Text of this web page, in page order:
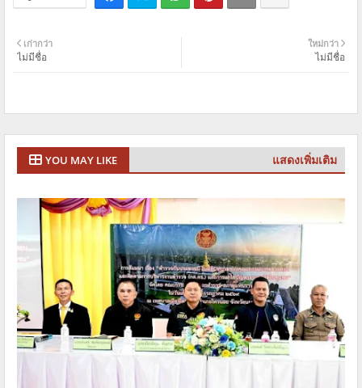
ใหม่กว่า
ไม่มีชื่อ
เก่ากว่า
ไม่มีชื่อ
YOU MAY LIKE แสดงเพิ่มเติม